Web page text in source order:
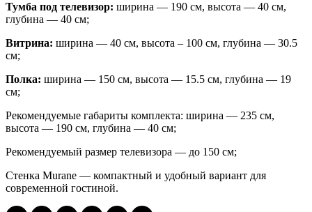
Тумба под телевизор: ширина — 190 см, высота — 40 см,
глубина — 40 см;
Витрина: ширина — 40 см, высота – 100 см, глубина — 30.5
см;
Полка: ширина — 150 см, высота — 15.5 см, глубина — 19
см;
Рекомендуемые габариты комплекта: ширина — 235 см,
высота — 190 см, глубина — 40 см;
Рекомендуемый размер телевизора — до 150 см;
Стенка Murane — компактный и удобный вариант для
современной гостиной.